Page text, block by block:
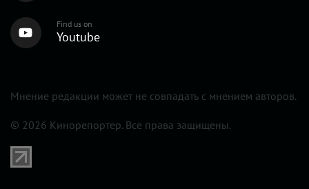
Find us on
Youtube
Мнение редакции может не совпадать с мнением авторов.
© 2026 Кинорепортер. Все права защищены.